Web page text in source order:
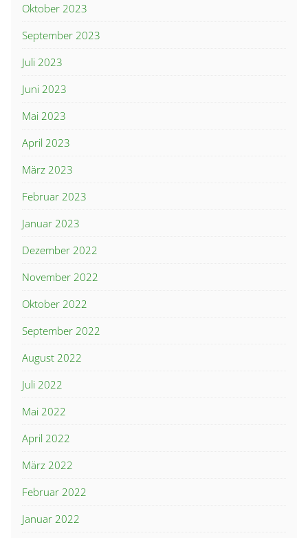
Oktober 2023
September 2023
Juli 2023
Juni 2023
Mai 2023
April 2023
März 2023
Februar 2023
Januar 2023
Dezember 2022
November 2022
Oktober 2022
September 2022
August 2022
Juli 2022
Mai 2022
April 2022
März 2022
Februar 2022
Januar 2022